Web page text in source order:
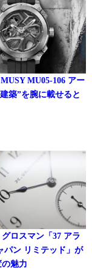
MU05-106 アー
築”を腕に載せると
ロスマン「37 アラ
パン リミテッド」が
魅力